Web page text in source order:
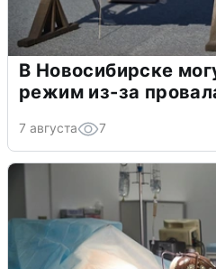
В Новосибирске
режим из-за
7 августа 7